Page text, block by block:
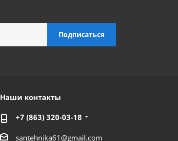
Наши контакты
+7 (863) 320-03-18
santehnika61@gmail.com